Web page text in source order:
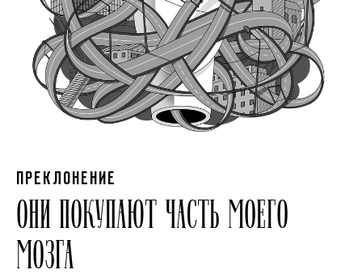
ПРЕКЛОНЕНИЕ
ОНИ ПОКУПАЮТ ЧАСТЬ МОЕГО
МОЗГА